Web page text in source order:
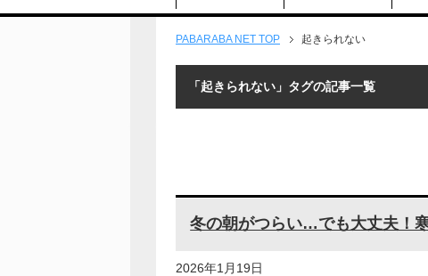
PABARABA NET TOP 起きられない
「起きられない」タグの記事一覧
冬の朝がつらい…でも大丈夫！
2026年1月19日